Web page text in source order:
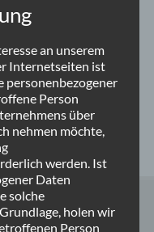
Linn
an unserem
Internetseiten ist
personenbezogener
Person
über
nehmen möchte,
werden. Ist
Daten
solche
holen wir
Person